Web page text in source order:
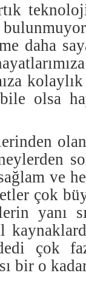
daha
olsa
ve
çok
yanı
çok
bir o